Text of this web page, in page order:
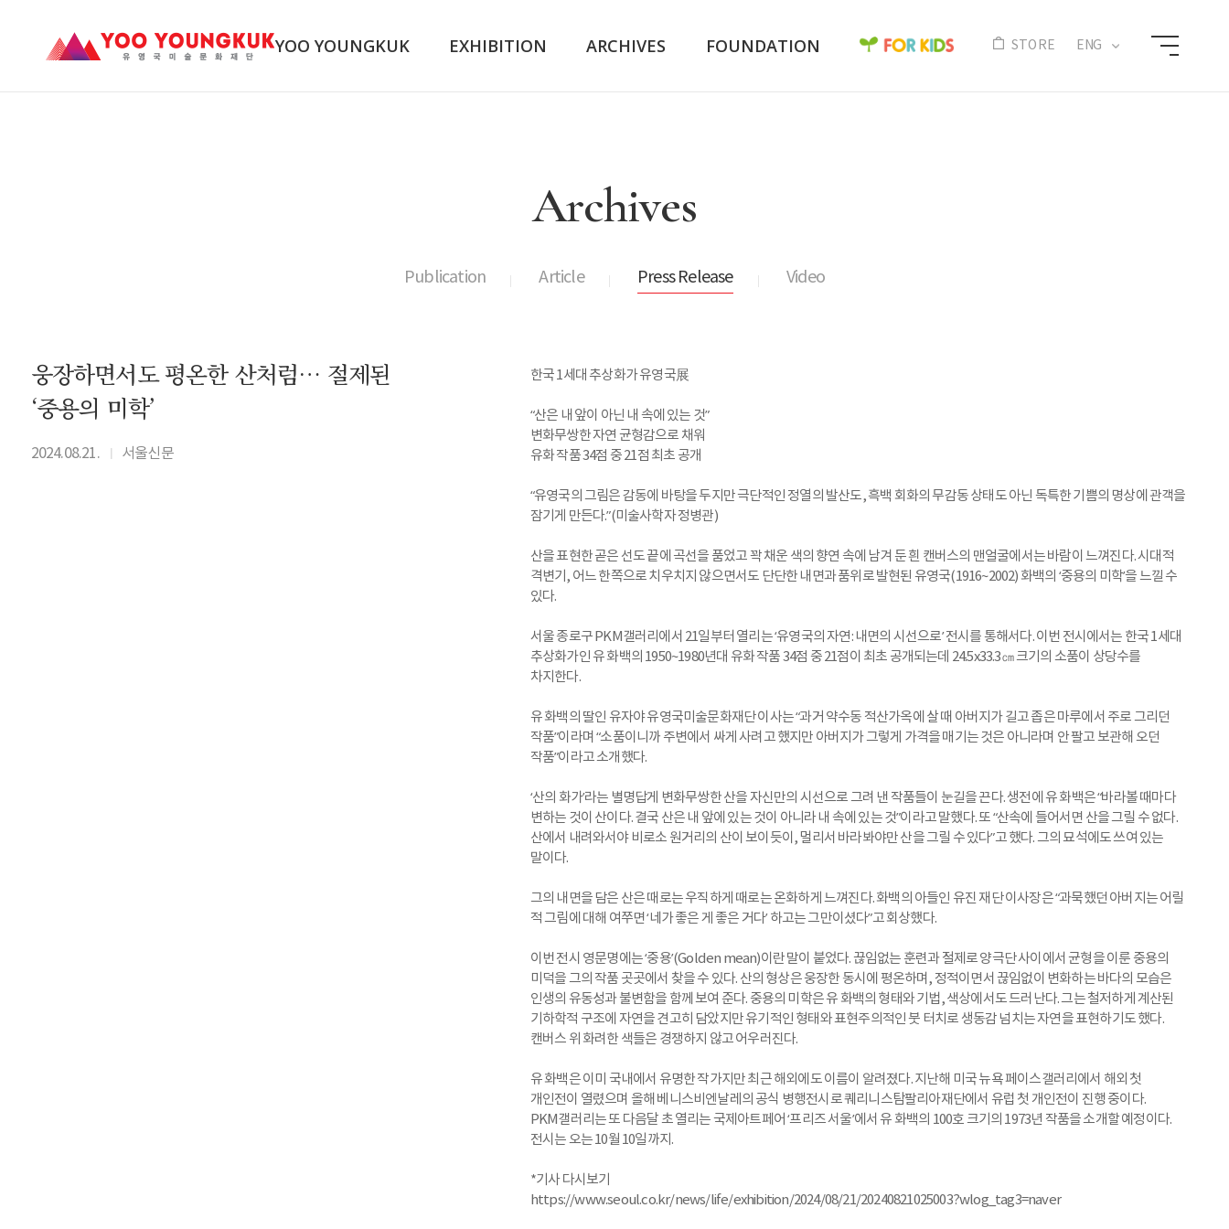
YOO YOUNGKUK EXHIBITION ARCHIVES FOUNDATION STORE ENG
Archives
Publication Article Press Release Video
웅장하면서도 평온한 산처럼… 절제된
‘중용의 미학’
2024.08.21. 서울신문
한국 1세대 추상화가 유영국展
“산은 내 앞이 아닌 내 속에 있는 것”
변화무쌍한 자연 균형감으로 채워
유화 작품 34점 중 21점 최초 공개
“유영국의 그림은 감동에 바탕을 두지만 극단적인 정열의 발산도, 흑백 회화의 무감동 상태도 아닌 독특한 기쁨의 명상에 관객을
잠기게 만든다.”(미술사학자 정병관)
산을 표현한 곧은 선도 끝에 곡선을 품었고 꽉 채운 색의 향연 속에 남겨 둔 흰 캔버스의 맨얼굴에서는 바람이 느껴진다. 시대적
격변기, 어느 한쪽으로 치우치지 않으면서도 단단한 내면과 품위로 발현된 유영국(1916~2002) 화백의 ‘중용의 미학’을 느낄 수
있다.
서울 종로구 PKM갤러리에서 21일부터 열리는 ‘유영국의 자연: 내면의 시선으로’ 전시를 통해서다. 이번 전시에서는 한국 1세대
추상화가인 유 화백의 1950~1980년대 유화 작품 34점 중 21점이 최초 공개되는데 24.5x33.3㎝ 크기의 소품이 상당수를
차지한다.
유 화백의 딸인 유자야 유영국미술문화재단 이사는 “과거 약수동 적산가옥에 살 때 아버지가 길고 좁은 마루에서 주로 그리던
작품”이라며 “소품이니까 주변에서 싸게 사려고 했지만 아버지가 그렇게 가격을 매기는 것은 아니라며 안 팔고 보관해 오던
작품”이라고 소개했다.
‘산의 화가’라는 별명답게 변화무쌍한 산을 자신만의 시선으로 그려 낸 작품들이 눈길을 끈다. 생전에 유 화백은 “바라볼 때마다
변하는 것이 산이다. 결국 산은 내 앞에 있는 것이 아니라 내 속에 있는 것”이라고 말했다. 또 “산속에 들어서면 산을 그릴 수 없다.
산에서 내려와서야 비로소 원거리의 산이 보이듯이, 멀리서 바라봐야만 산을 그릴 수 있다”고 했다. 그의 묘석에도 쓰여 있는
말이다.
그의 내면을 담은 산은 때로는 우직하게 때로는 온화하게 느껴진다. 화백의 아들인 유진 재단 이사장은 “과묵했던 아버지는 어릴
적 그림에 대해 여쭈면 ‘네가 좋은 게 좋은 거다’ 하고는 그만이셨다”고 회상했다.
이번 전시 영문명에는 ‘중용’(Golden mean)이란 말이 붙었다. 끊임없는 훈련과 절제로 양극단 사이에서 균형을 이룬 중용의
미덕을 그의 작품 곳곳에서 찾을 수 있다. 산의 형상은 웅장한 동시에 평온하며, 정적이면서 끊임없이 변화하는 바다의 모습은
인생의 유동성과 불변함을 함께 보여 준다. 중용의 미학은 유 화백의 형태와 기법, 색상에서도 드러난다. 그는 철저하게 계산된
기하학적 구조에 자연을 견고히 담았지만 유기적인 형태와 표현주의적인 붓 터치로 생동감 넘치는 자연을 표현하기도 했다.
캔버스 위 화려한 색들은 경쟁하지 않고 어우러진다.
유 화백은 이미 국내에서 유명한 작가지만 최근 해외에도 이름이 알려졌다. 지난해 미국 뉴욕 페이스갤러리에서 해외 첫
개인전이 열렸으며 올해 베니스비엔날레의 공식 병행전시로 퀘리니스탐팔리아재단에서 유럽 첫 개인전이 진행 중이다.
PKM갤러리는 또 다음달 초 열리는 국제아트페어 ‘프리즈 서울’에서 유 화백의 100호 크기의 1973년 작품을 소개할 예정이다.
전시는 오는 10월 10일까지.
*기사 다시보기
https://www.seoul.co.kr/news/life/exhibition/2024/08/21/20240821025003?wlog_tag3=naver